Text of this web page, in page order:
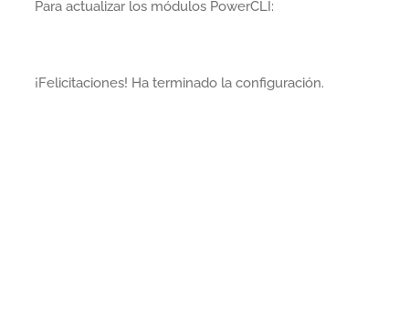
Para actualizar los módulos PowerCLI:
¡Felicitaciones! Ha terminado la configuración.